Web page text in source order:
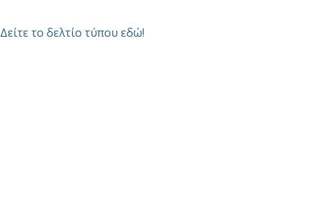
Δείτε το δελτίο τύπου εδώ!